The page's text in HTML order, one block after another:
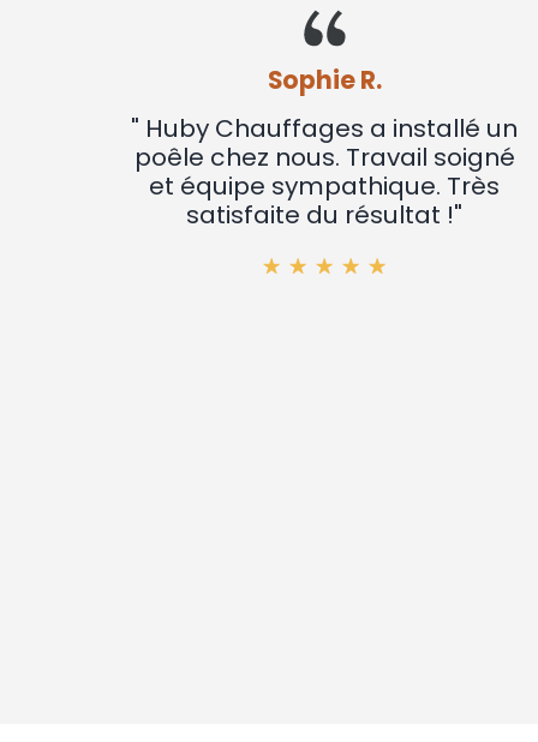
Sophie R.
" Huby Chauffages a installé un
poêle chez nous. Travail soigné
et équipe sympathique. Très
satisfaite du résultat !"